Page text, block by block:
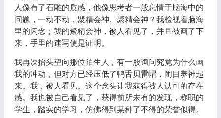
人像有了石雕的质感，他像思考者一般忘情于脑海中的
问题，一动不动，聚精会神。聚精会神？我检视着脑海
里的闪念；我的聚精会神，被人看见了，并且被画了下
来，手里的速写便是证明。
我再次抬头望向那位陌生人，有一股询问究竟为什么画
我的冲动，但对方已经压低了鸭舌贝雷帽，闭目养神起
来。我，被人看见。这个念头让我获得被人认可的存在
感。我也被自己看见了，获得前所未有的发现，称职的
学生，踏实的学习，仿佛得到某种了不得的荣誉似得。